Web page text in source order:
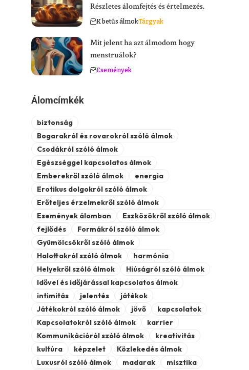
Részletes álomfejtés és értelmezés.
K betűs álmokTárgyak
Mit jelent ha azt álmodom hogy
menstruálok?
Események
Álomcímkék
biztonság
Bogarakról és rovarokról szóló álmok
Csodákról szóló álmok
Egészséggel kapcsolatos álmok
Emberekről szóló álmok
energia
Erotikus dolgokról szóló álmok
Erőteljes érzelmekről szóló álmok
Események álomban
Eszközökről szóló álmok
fejlődés
Formákról szóló álmok
Gyümölcsökről szóló álmok
Halottakról szóló álmok
harmónia
Helyekről szóló álmok
Hiúságról szóló álmok
Idővel és időjárással kapcsolatos álmok
intimitás
jelentés
játékok
Játékokról szóló álmok
jövő
kapcsolatok
Kapcsolatokról szóló álmok
karrier
Kommunikációról szóló álmok
kreativitás
kultúra
képzelet
Közlekedés álmok
Luxusról szóló álmok
madarak
misztika